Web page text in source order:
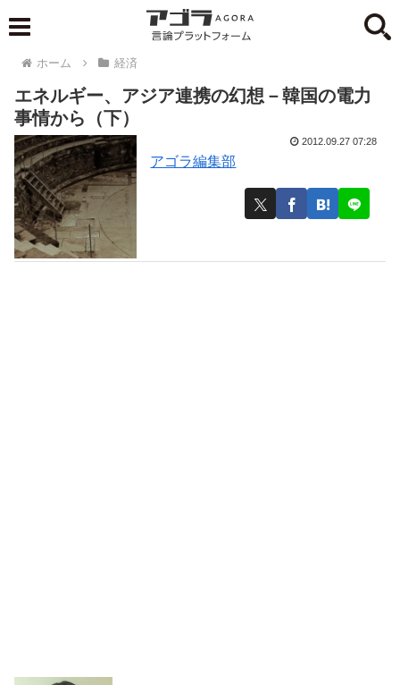
ホーム 経済
エネルギー、アジア連携の幻想－韓国の電力
事情から（下）
アゴラ編集部
2012.09.27 07:28